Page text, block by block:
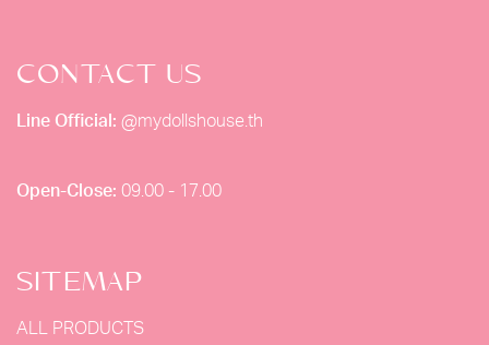
CONTACT US
Line Official: @mydollshouse.th
Open-Close: 09.00 - 17.00
SITEMAP
ALL PRODUCTS